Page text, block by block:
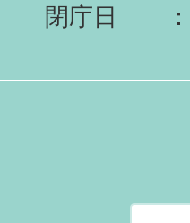
閉庁日